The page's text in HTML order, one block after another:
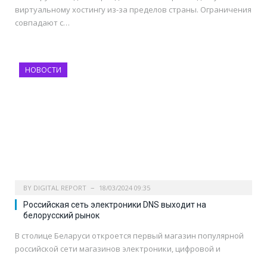
виртуальному хостингу из-за пределов страны. Ограничения
совпадают с…
НОВОСТИ
BY DIGITAL REPORT 18/03/2024 09:35
Российская сеть электроники DNS выходит на
белорусский рынок
В столице Беларуси откроется первый магазин популярной
российской сети магазинов электроники, цифровой и